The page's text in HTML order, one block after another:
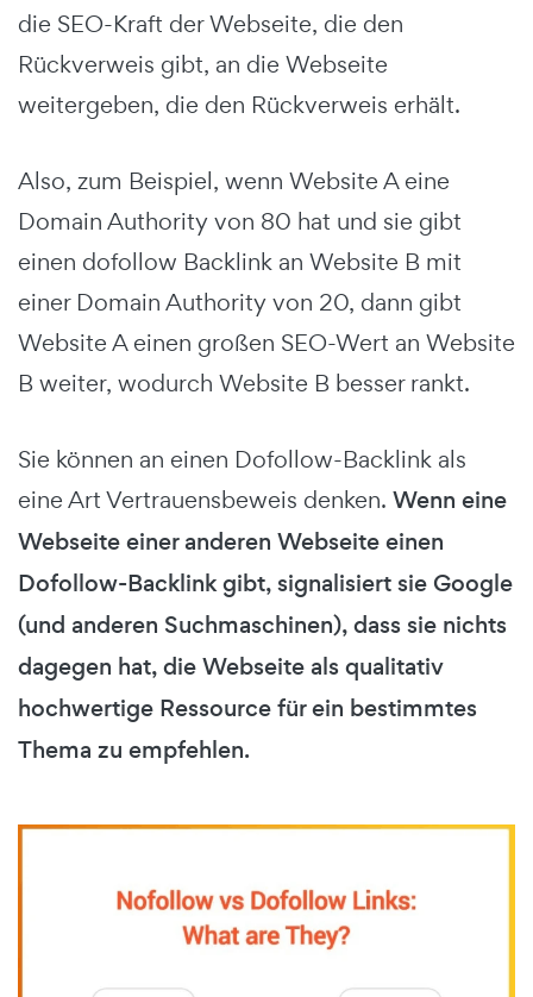
die SEO-Kraft der Webseite, die den
Rückverweis gibt, an die Webseite
weitergeben, die den Rückverweis erhält.
Also, zum Beispiel, wenn Website A eine
Domain Authority von 80 hat und sie gibt
einen dofollow Backlink an Website B mit
einer Domain Authority von 20, dann gibt
Website A einen großen SEO-Wert an Website
B weiter, wodurch Website B besser rankt.
Sie können an einen Dofollow-Backlink als
eine Art Vertrauensbeweis denken. Wenn eine
Webseite einer anderen Webseite einen
Dofollow-Backlink gibt, signalisiert sie Google
(und anderen Suchmaschinen), dass sie nichts
dagegen hat, die Webseite als qualitativ
hochwertige Ressource für ein bestimmtes
Thema zu empfehlen.